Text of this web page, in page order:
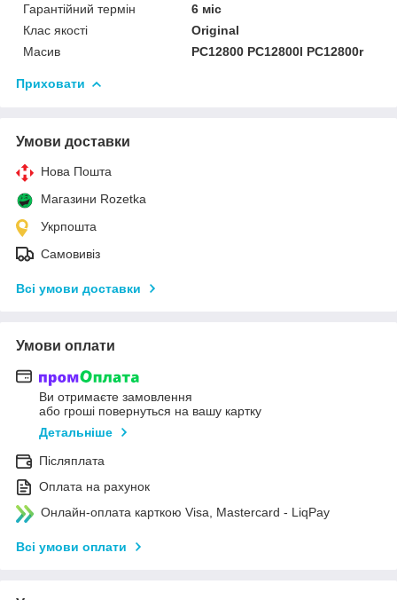
Гарантійний термін
6 міс
Клас якості
Original
Масив
PC12800 PC12800l PC12800r
Приховати
Умови доставки
Нова Пошта
Магазини Rozetka
Укрпошта
Самовивіз
Всі умови доставки
Умови оплати
Ви отримаєте замовлення
або гроші повернуться на вашу картку
Детальніше
Післяплата
Оплата на рахунок
Онлайн-оплата карткою Visa, Mastercard - LiqPay
Всі умови оплати